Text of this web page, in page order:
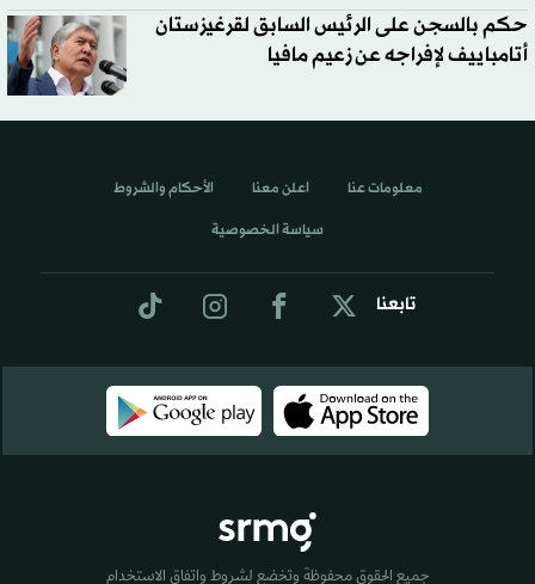
حكم بالسجن على الرئيس السابق لقرغيزستان
أتامباييف لإفراجه عن زعيم مافيا
تابعنا
معلومات عنا اعلن معنا الأحكام والشروط
سياسة الخصوصية
جميع الحقوق محفوظة وتخضع لشروط واتفاق الاستخدام